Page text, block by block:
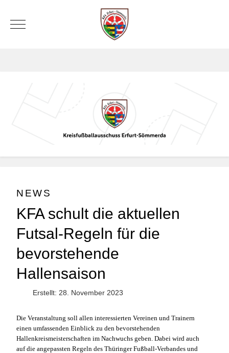
Mobile Menu Toggle
NEWS
KFA schult die aktuellen
Futsal-Regeln für die
bevorstehende
Hallensaison
Erstellt: 28. November 2023
Die Veranstaltung soll allen interessierten Vereinen und Trainern
einen umfassenden Einblick zu den bevorstehenden
Hallenkreismeisterschaften im Nachwuchs geben. Dabei wird auch
auf die angepassten Regeln des Thüringer Fußball-Verbandes und